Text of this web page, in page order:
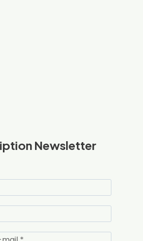
Newsletter